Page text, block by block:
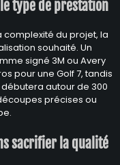
type de prestation
complexité du projet, la
souhaité. Un
signé 3M ou Avery
pour une Golf 7, tandis
autour de 300
précises ou
sacrifier la qualité